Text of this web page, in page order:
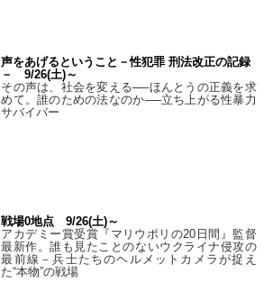
声をあげるということ－性犯罪 刑法改正の記録
－ 9/26(土)～
その声は、社会を変える──ほんとうの正義を求
めて。誰のための法なのか──立ち上がる性暴力
サバイバー
戦場0地点 9/26(土)～
アカデミー賞受賞『マリウポリの20日間』監督
最新作。誰も見たことのないウクライナ侵攻の
最前線－兵士たちのヘルメットカメラが捉え
た“本物”の戦場